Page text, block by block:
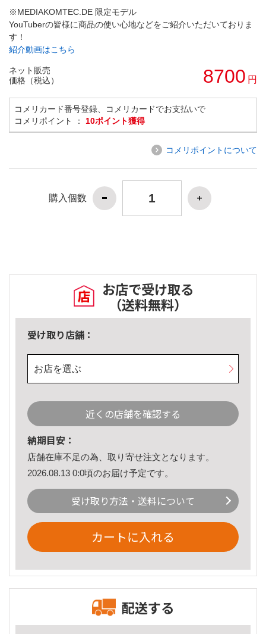
※MEDIAKOMTEC.DE 限定モデル
YouTuberの皆様に商品の使い心地などをご紹介いただいておりま
す！
紹介動画はこちら
ネット販売
価格（税込）
8700 円
コメリカード番号登録、コメリカードでお支払いで
コメリポイント ： 10ポイント獲得
コメリポイントについて
購入個数
お店で受け取る
（送料無料）
受け取り店舗：
お店を選ぶ
近くの店舗を確認する
納期目安：
店舗在庫不足の為、取り寄せ注文となります。
2026.08.13 0:0頃のお届け予定です。
受け取り方法・送料について
カートに入れる
配送する